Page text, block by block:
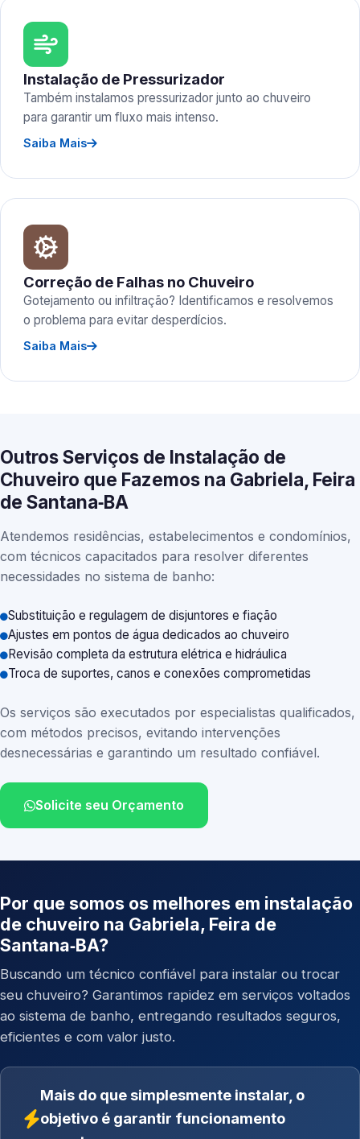
Instalação de Pressurizador
Também instalamos pressurizador junto ao chuveiro
para garantir um fluxo mais intenso.
Saiba Mais
Correção de Falhas no Chuveiro
Gotejamento ou infiltração? Identificamos e resolvemos
o problema para evitar desperdícios.
Saiba Mais
Outros Serviços de Instalação de
Chuveiro que Fazemos na Gabriela, Feira
de Santana‑BA
Atendemos residências, estabelecimentos e condomínios,
com técnicos capacitados para resolver diferentes
necessidades no sistema de banho:
Substituição e regulagem de disjuntores e fiação
Ajustes em pontos de água dedicados ao chuveiro
Revisão completa da estrutura elétrica e hidráulica
Troca de suportes, canos e conexões comprometidas
Os serviços são executados por especialistas qualificados,
com métodos precisos, evitando intervenções
desnecessárias e garantindo um resultado confiável.
Solicite seu Orçamento
Por que somos os melhores em instalação
de chuveiro na Gabriela, Feira de
Santana‑BA?
Buscando um técnico confiável para instalar ou trocar
seu chuveiro? Garantimos rapidez em serviços voltados
ao sistema de banho, entregando resultados seguros,
eficientes e com valor justo.
Mais do que simplesmente instalar, o
objetivo é garantir funcionamento